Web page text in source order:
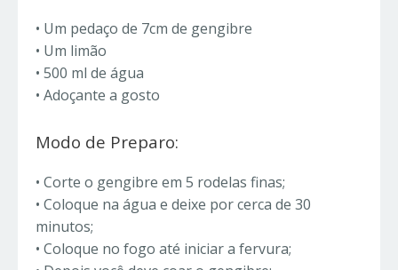
• Um pedaço de 7cm de gengibre
• Um limão
• 500 ml de água
• Adoçante a gosto
Modo de Preparo:
• Corte o gengibre em 5 rodelas finas;
• Coloque na água e deixe por cerca de 30
minutos;
• Coloque no fogo até iniciar a fervura;